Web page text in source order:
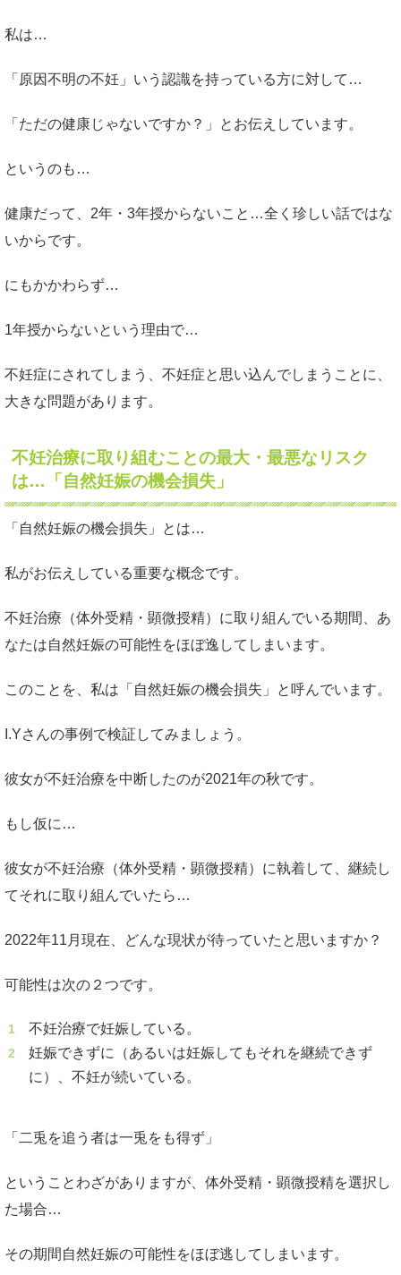
私は…
「原因不明の不妊」いう認識を持っている方に対して…
「ただの健康じゃないですか？」とお伝えしています。
というのも…
健康だって、2年・3年授からないこと…全く珍しい話ではな
いからです。
にもかかわらず…
1年授からないという理由で…
不妊症にされてしまう、不妊症と思い込んでしまうことに、
大きな問題があります。
不妊治療に取り組むことの最大・最悪なリスク
は…「自然妊娠の機会損失」
「自然妊娠の機会損失」とは…
私がお伝えしている重要な概念です。
不妊治療（体外受精・顕微授精）に取り組んでいる期間、あ
なたは自然妊娠の可能性をほぼ逸してしまいます。
このことを、私は「自然妊娠の機会損失」と呼んでいます。
I.Yさんの事例で検証してみましょう。
彼女が不妊治療を中断したのが2021年の秋です。
もし仮に…
彼女が不妊治療（体外受精・顕微授精）に執着して、継続し
てそれに取り組んでいたら…
2022年11月現在、どんな現状が待っていたと思いますか？
可能性は次の２つです。
不妊治療で妊娠している。
妊娠できずに（あるいは妊娠してもそれを継続できず
に）、不妊が続いている。
「二兎を追う者は一兎をも得ず」
ということわざがありますが、体外受精・顕微授精を選択し
た場合…
その期間自然妊娠の可能性をほぼ逃してしまいます。